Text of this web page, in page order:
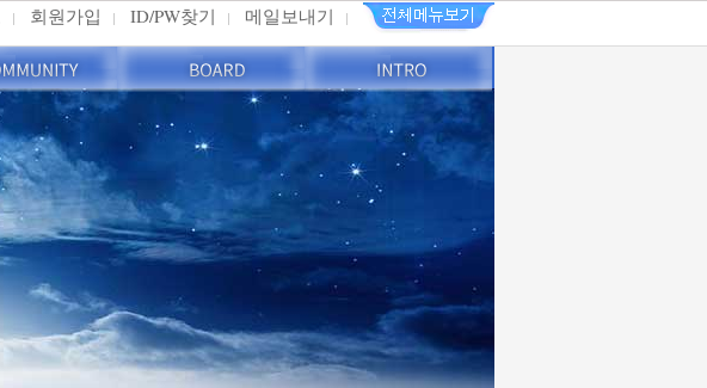
회원가입 ID/PW찾기 메일보내기